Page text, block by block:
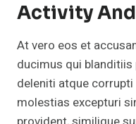
Activity
At vero eos et
ducimus qui
deleniti atque
molestias excepturi